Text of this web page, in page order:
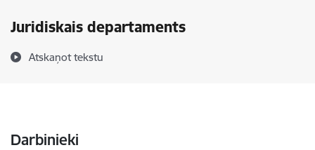
Juridiskais departaments
Atskaņot tekstu
Darbinieki